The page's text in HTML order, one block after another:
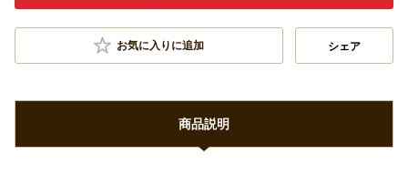
お気に入りに追加 シェア
商品説明